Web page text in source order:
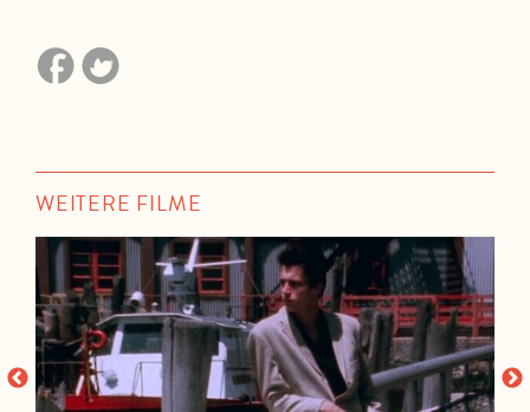
WEITERE FILME